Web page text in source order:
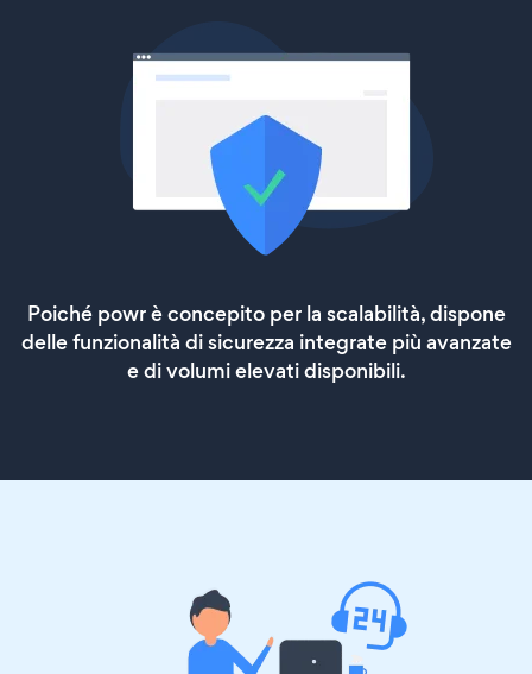
Poiché powr è concepito per la scalabilità, dispone
delle funzionalità di sicurezza integrate più avanzate
e di volumi elevati disponibili.